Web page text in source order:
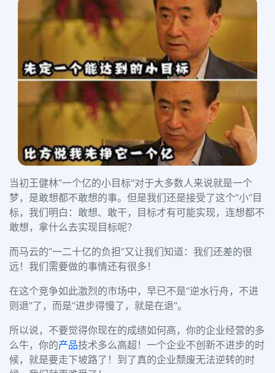
当初王健林“一个亿的小目标"对于大多数人来说就是一个
梦，是敢想都不敢想的事。但是我们还是接受了这个“小”目
标，我们明白： 敢想、敢干，目标才有可能实现，连想都不
敢想，拿什么去实现目标呢？
而马云的“一二十亿的负担”又让我们知道： 我们还差的很
远！我们需要做的事情还有很多！
在这个竞争如此激烈的市场中，早已不是“逆水行舟，不进
则退”了，而是“进步得慢了，就是在退”。
所以说，不要觉得你现在的成绩如何高，你的企业经营的多
么牛，你的产品技术多么高超！一个企业不创新不进步的时
候，就是要走下坡路了！到了真的企业颓废无法逆转的时